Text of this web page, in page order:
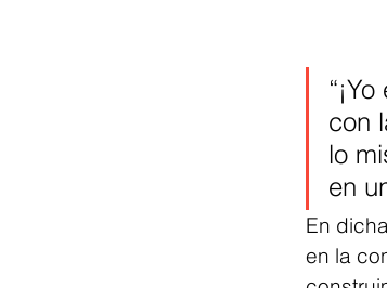
con
lo
en
En
en la